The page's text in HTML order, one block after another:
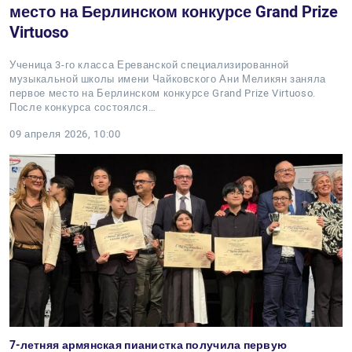
место на Берлинском конкурсе Grand Prize
Virtuoso
Ученица 3-го класса Ереванской специализированной
музыкальной школы имени Чайковского Ани Меликян заняла
первое место на Берлинском конкурсе Grand Prize Virtuoso.
После конкурса состоялся…
09 апреля 2026, 10:00
7-летняя армянская пианистка получила первую